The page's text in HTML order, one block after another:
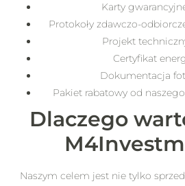
Karty
Protokoły zdawczo-
Projekt
Certyfikat
Dokumentacja
Pakiet rabatowy od
Dlaczego
Naszym celem jest nie tylko